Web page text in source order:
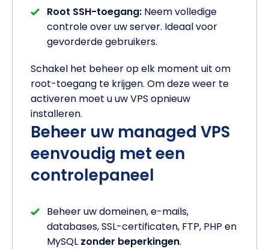
Root SSH-toegang: Neem volledige
controle over uw server. Ideaal voor
gevorderde gebruikers.
Schakel het beheer op elk moment uit om
root-toegang te krijgen. Om deze weer te
activeren moet u uw VPS opnieuw
installeren.
Beheer uw managed VPS
eenvoudig met een
controlepaneel
Beheer uw domeinen, e-mails,
databases, SSL-certificaten, FTP, PHP en
MySQL zonder beperkingen.